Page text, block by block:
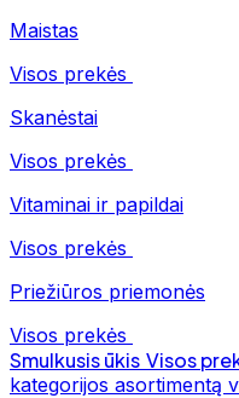
Maistas
Visos prekės
Skanėstai
Visos prekės
Vitaminai ir papildai
Visos prekės
Priežiūros priemonės
Visos prekės
Smulkusis ūkis Visos
kategorijos asortimentą